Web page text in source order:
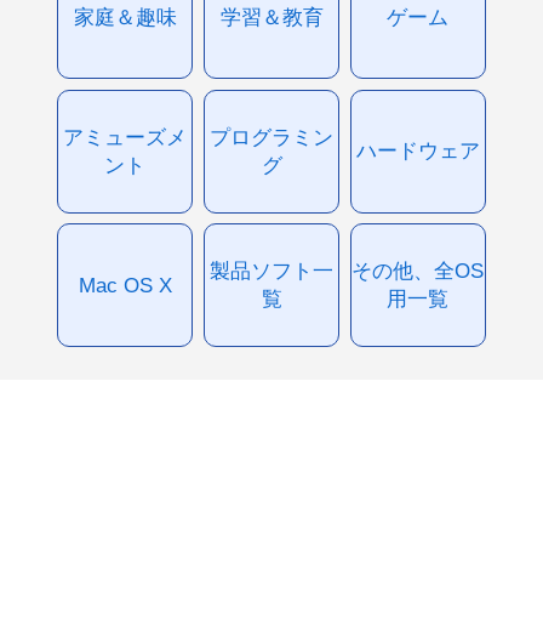
家庭＆趣味 学習＆教育 ゲーム
アミューズメ
ント
プログラミン
グ
ハードウェア
Mac OS X
製品ソフト一
覧
その他、全OS
用一覧